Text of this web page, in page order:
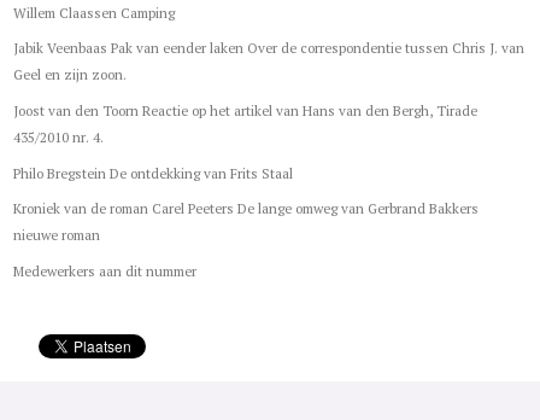
Willem Claassen Camping
Jabik Veenbaas Pak van eender laken Over de correspondentie tussen Chris J. van
Geel en zijn zoon.
Joost van den Toorn Reactie op het artikel van Hans van den Bergh, Tirade
435/2010 nr. 4.
Philo Bregstein De ontdekking van Frits Staal
Kroniek van de roman Carel Peeters De lange omweg van Gerbrand Bakkers
nieuwe roman
Medewerkers aan dit nummer